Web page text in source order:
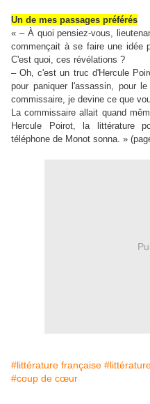
Un de mes passages préférés
« – À quoi pensiez-vous,
commençait à se faire une idée
C'est quoi, ces révélations ?
– Oh, c'est un truc d'Hercule
pour paniquer l'assassin, pour
commissaire, je devine ce que
La commissaire allait quand
Hercule Poirot, la littérature
téléphone de Monot sonna. »
#littérature française
#coup de cœur